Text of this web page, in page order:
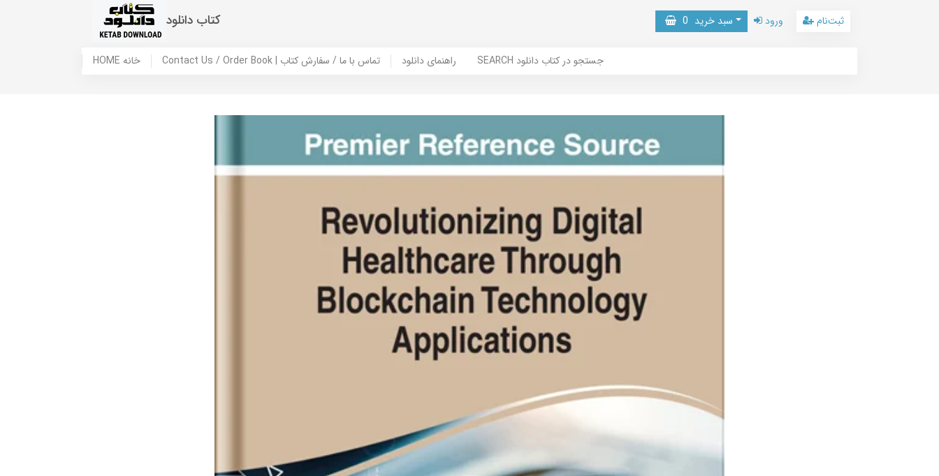
کتاب دانلود سبد خرید 0 ورود ثبت‌نام
HOME خانه Contact Us / Order Book | تماس با ما / سفارش کتاب راهنمای دانلود SEARCH جستجو در کتاب دانلود